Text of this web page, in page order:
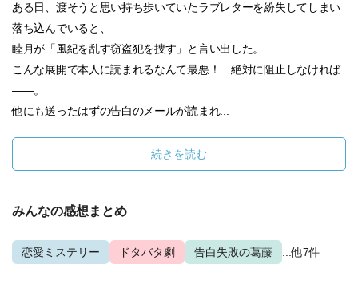
ある日、渡そうと思い持ち歩いていたラブレターを紛失してしまい
落ち込んでいると、
睦月が「風紀を乱す窃盗犯を捜す」と言い出した。
こんな展開で本人に読まれるなんて最悪！ 絶対に阻止しなければ
――。
他にも送ったはずの告白のメールが読まれ...
続きを読む
みんなの感想まとめ
恋愛ミステリー ドタバタ劇 告白失敗の葛藤 ...他7件